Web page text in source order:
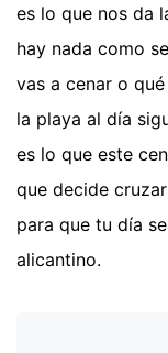
es lo que nos da
hay nada como
vas a cenar o
la playa al día
es lo que este
que decide
para que tu día
alicantino.